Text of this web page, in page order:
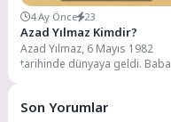
4 Ay Önce 23
Azad Yılmaz Kimdir?
Azad Yılmaz, 6 Mayıs 1982
tarihinde dünyaya geldi. Baba
Son Yorumlar